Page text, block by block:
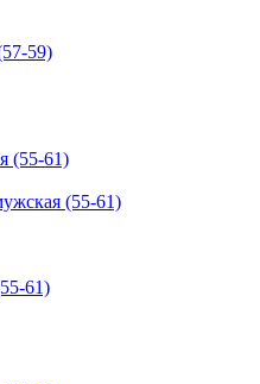
59)
(55-61)
61)